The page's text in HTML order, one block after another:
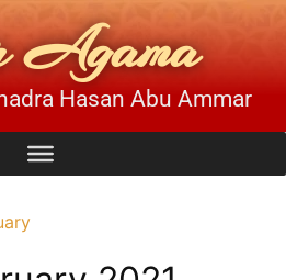
Agama
Hasan Abu Ammar